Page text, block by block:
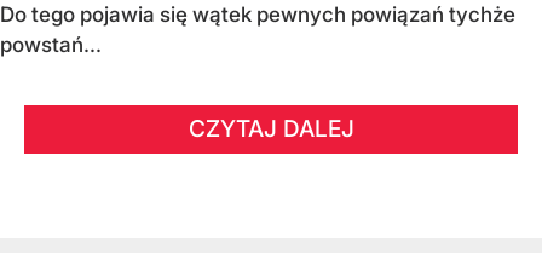
Do tego pojawia się wątek pewnych powiązań tychże
powstań...
CZYTAJ DALEJ